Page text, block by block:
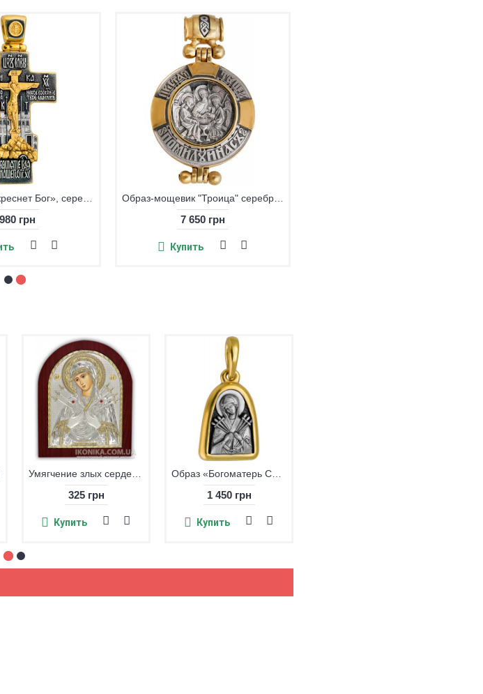
Крест нательный «Упование верных», серебро 925° с позолотой Крест нательный «Византийский», серебро 925° с позолотой
Умягчение злых сердец икона
325 грн
Купить
Образ «Богоматерь Семистрельная», серебро 925° с позолотой
1 450 грн
Купить